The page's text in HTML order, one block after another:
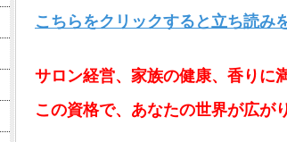
こちらをクリックすると立ち読み
サロン経営、家族の健康、香り
この資格で、あなたの世界が広が